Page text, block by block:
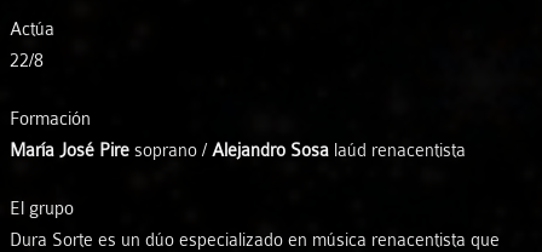
Actúa
22/8
Formación
María José Pire soprano / Alejandro Sosa laúd renacentista
El grupo
Dura Sorte es un dúo especializado en música renacentista que